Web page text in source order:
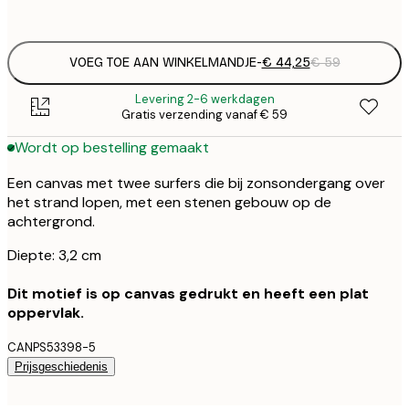
VOEG TOE AAN WINKELMANDJE-€ 44,25€ 59
Levering 2-6 werkdagen
Gratis verzending vanaf € 59
Wordt op bestelling gemaakt
Een canvas met twee surfers die bij zonsondergang over
het strand lopen, met een stenen gebouw op de
achtergrond.
Diepte: 3,2 cm
Dit motief is op canvas gedrukt en heeft een plat
oppervlak.
CANPS53398-5
Prijsgeschiedenis